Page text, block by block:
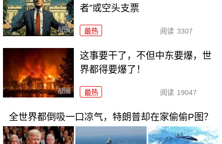
者”或空头支票
最热 阅读 3307
这事要干了，不但中东要爆，世
界都得要爆了！
最热 阅读 19047
全世界都倒吸一口凉气，特朗普却在家偷偷P图？